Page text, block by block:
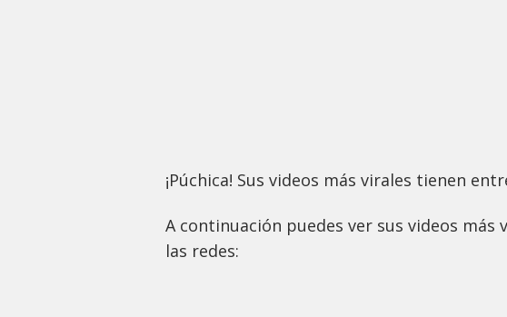
¡Púchica! Sus videos más virales tienen
A continuación puedes ver sus videos más
las redes: